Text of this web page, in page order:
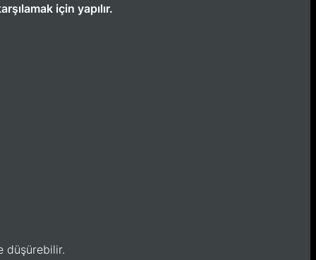
için yapılır.
düşürebilir.